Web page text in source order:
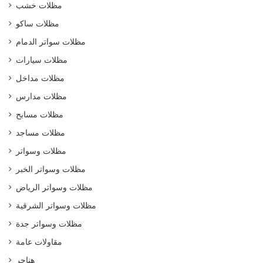
مظلات خشب
مظلات ساكو
مظلات سواتر الدمام
مظلات سيارات
مظلات مداخل
مظلات مدارس
مظلات مسابح
مظلات مساجد
مظلات وسواتر
مظلات وسواتر الخبر
مظلات وسواتر الرياض
مظلات وسواتر الشرقية
مظلات وسواتر جدة
مقاولات عامة
هناجر